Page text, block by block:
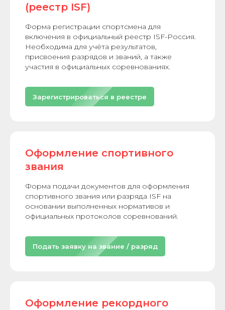
(реестр ISF)
Форма регистрации спортсмена для
включения в официальный реестр ISF-Россия.
Необходима для учёта результатов,
присвоения разрядов и званий, а также
участия в официальных соревнованиях.
Зарегистрироваться в реестре
Оформление спортивного
звания
Форма подачи документов для оформления
спортивного звания или разряда ISF на
основании выполненных нормативов и
официальных протоколов соревнований.
Подать заявку на звание / разряд
Оформление рекордного